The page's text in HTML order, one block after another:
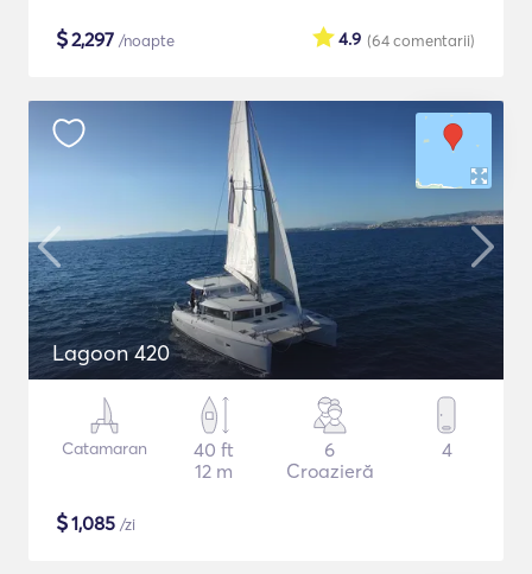
$2,297 /noapte (64comentarii)
4.9
Lagoon 420
Catamaran
40 ft
12 m
6
Croazieră
4
$1,085 /zi